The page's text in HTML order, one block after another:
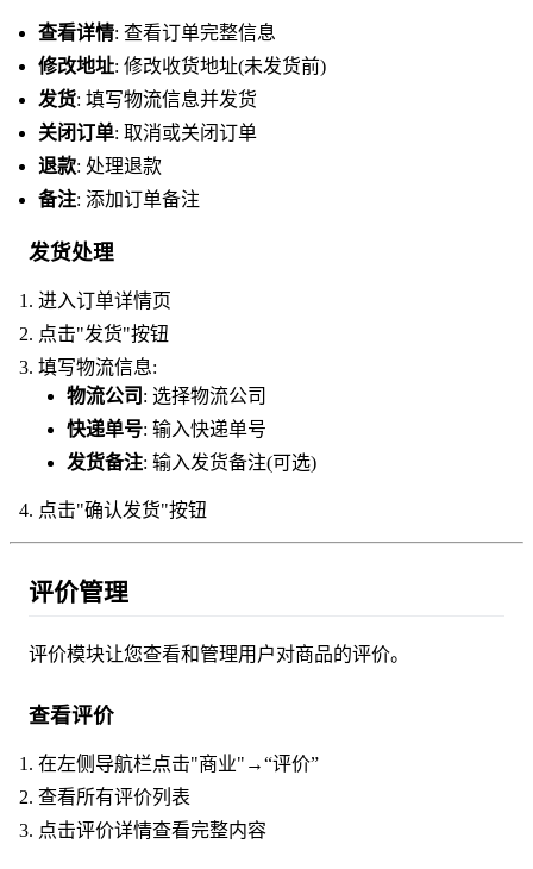
查看详情: 查看订单完整信息
修改地址: 修改收货地址(未发货前)
发货: 填写物流信息并发货
关闭订单: 取消或关闭订单
退款: 处理退款
备注: 添加订单备注
发货处理
进入订单详情页
点击"发货"按钮
填写物流信息:
物流公司 : 选择物流公司
快递单号: 输入快递单号
发货备注: 输入发货备注(可选)
点击"确认发货"按钮
评价管理
评价模块让您查看和管理用户对商品的评价。
查看评价
在左侧导航栏点击"商业"→“评价”
查看所有评价列表
点击评价详情查看完整内容